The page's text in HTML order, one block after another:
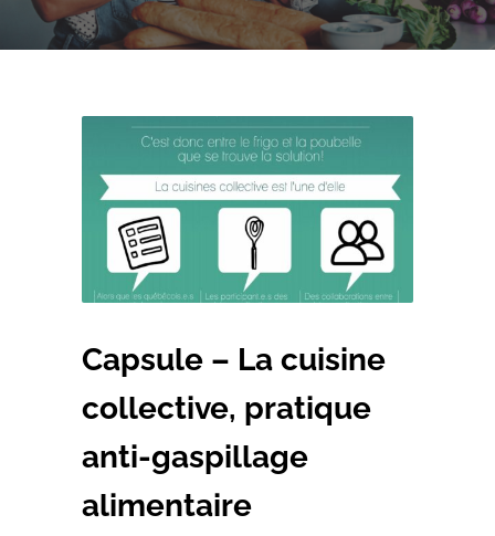
Capsule – La cuisine
collective, pratique
anti-gaspillage
alimentaire